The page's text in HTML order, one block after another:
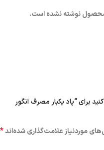
نوشته نشده است.
برای “پاد یکبار مصرف انگور
موردنیاز علامت‌گذاری شده‌اند*